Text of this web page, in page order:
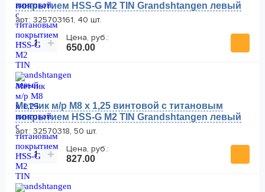
покрытием HSS-G M2 TIN Grandshtangen левый
арт.: 325703161, 40 шт.
− +
Цена, руб.:
650.00
Метчик м/р М8 х 1,25 винтовой с титановым
покрытием HSS-G M2 TIN Grandshtangen левый
арт.: 32570318, 50 шт.
− +
Цена, руб.:
827.00